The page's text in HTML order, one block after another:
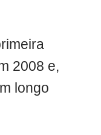
2008 e,
longo